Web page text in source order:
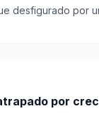
desfigurado por
por